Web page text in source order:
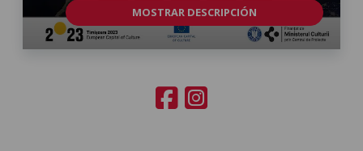
MOSTRAR DESCRIPCIÓN